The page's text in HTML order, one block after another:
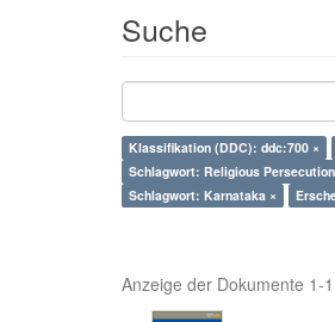
Suche
Klassifikation (DDC): ddc:700 ×
Schlagwort: Religious
Schlagwort: Karnataka ×
Anzeige der Dokumente 1-